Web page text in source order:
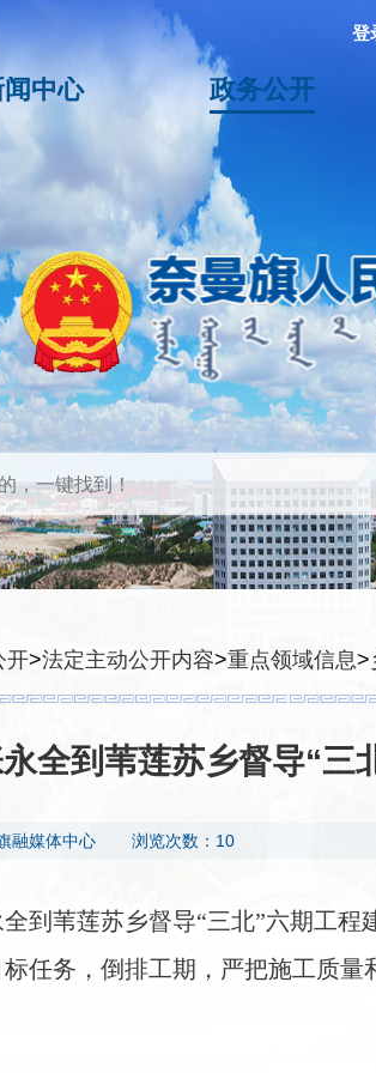
登
闻中心 政务公开
开>法定主动公开内容>重点领域信息>
全到苇莲苏乡督导“三
融媒体中心 浏览次数：10
到苇莲苏乡督导“三北”六期工
任务，倒排工期，严把施工质